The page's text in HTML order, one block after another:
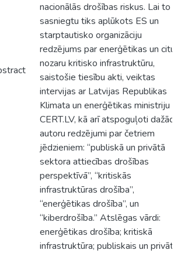
nacionālās drošības riskus. Lai to
sasniegtu tiks aplūkots ES un
starptautisko organizāciju
redzējums par enerģētikas un citu
nozaru kritisko infrastruktūru,
saistošie tiesību akti, veiktas
intervijas ar Latvijas Republikas
Klimata un enerģētikas ministriju un
CERT.LV, kā arī atspoguļoti dažādu
autoru redzējumi par četriem
jēdzieniem: “publiskā un privātā
sektora attiecības drošības
perspektīvā”, “kritiskās
infrastruktūras drošība”,
“enerģētikas drošība”, un
“kiberdrošība.” Atslēgas vārdi:
enerģētikas drošība; kritiskā
infrastruktūra; publiskais un